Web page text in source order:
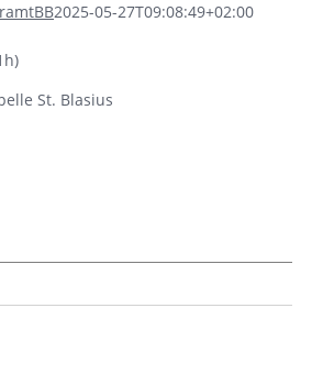
2025-05-27T09:08:49+02:00
St. Blasius